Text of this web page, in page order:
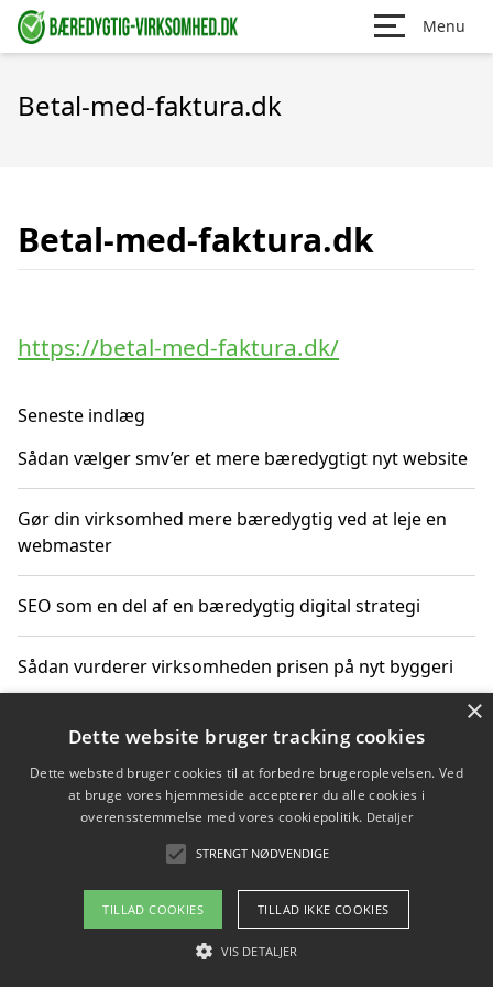
Menu
Betal-med-faktura.dk
Betal-med-faktura.dk
https://betal-med-faktura.dk/
Seneste indlæg
Sådan vælger smv’er et mere bæredygtigt nyt website
Gør din virksomhed mere bæredygtig ved at leje en
webmaster
SEO som en del af en bæredygtig digital strategi
Sådan vurderer virksomheden prisen på nyt byggeri
Sådan får du hjælp til en hjemmeside uden binding
Copyright 2026 - Pilanto Aps
Om / kontakt
Blog Betingelser
×
Dette website bruger tracking cookies
Dette websted bruger cookies til at forbedre brugeroplevelsen. Ved
at bruge vores hjemmeside accepterer du alle cookies i
overensstemmelse med vores cookiepolitik. Detaljer
STRENGT NØDVENDIGE
TILLAD COOKIES TILLAD IKKE COOKIES
VIS DETALJER